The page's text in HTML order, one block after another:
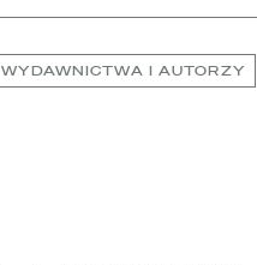
WYDAWNICTWA I AUTORZY